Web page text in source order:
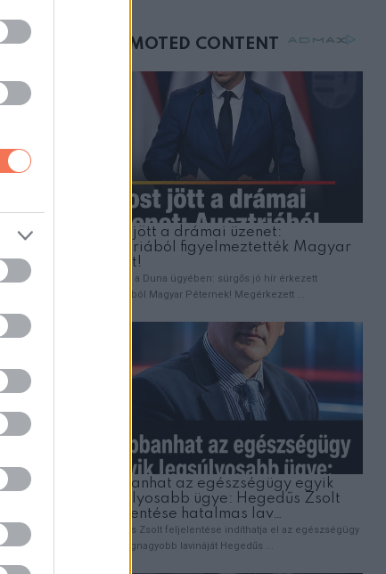
A stroke figyelmeztető jelei, amelyeket
mellettem ült az első